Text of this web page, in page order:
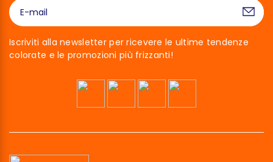
Iscriviti alla newsletter per ricevere le ultime tendenze
colorate e le promozioni più frizzanti!